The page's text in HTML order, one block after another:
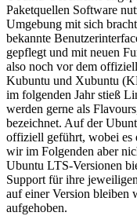
Paketquellen Software
Umgebung mit sich
bekannte
gepflegt und mit neuen
also noch vor dem
Kubuntu und Xubuntu
im folgenden Jahr stieß
werden gerne als
bezeichnet. Auf der
offiziell geführt, wobei es
wir im Folgenden aber
Ubuntu LTS-Versionen
Support für ihre
auf einer Version bleiben
aufgehoben.